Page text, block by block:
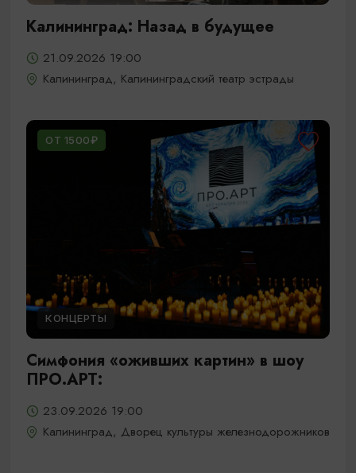
Калининград: Назад в будущее
21.09.2026 19:00
Калининград, Калининградский театр эстрады
ОТ 1500₽
КОНЦЕРТЫ
Симфония «оживших картин» в шоу
ПРО.АРТ:
23.09.2026 19:00
Калининград, Дворец культуры железнодорожников